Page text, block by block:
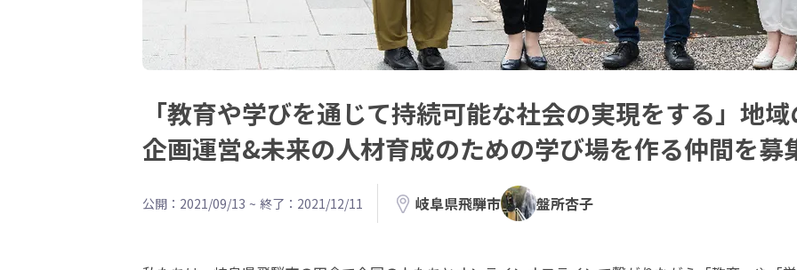
「教育や学びを通じて持続可能な社会の実現をする」地
企画運営&未来の人材育成のための学び場を作る仲間を募
公開：2021/09/13 ~ 終了：2021/12/11 岐阜県飛騨市 盤所杏子